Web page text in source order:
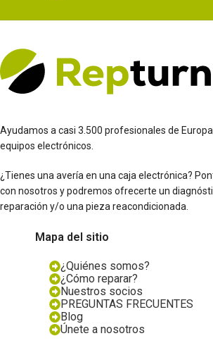
Ayudamos a casi 3.500 profesionales de
equipos electrónicos.
¿Tienes una avería en una caja electrónica?
con nosotros y podremos ofrecerte un
reparación y/o una pieza reacondicionada.
Mapa del sitio
¿Quiénes somos?
¿Cómo reparar?
Nuestros socios
PREGUNTAS FRECUENTES
Blog
Únete a nosotros